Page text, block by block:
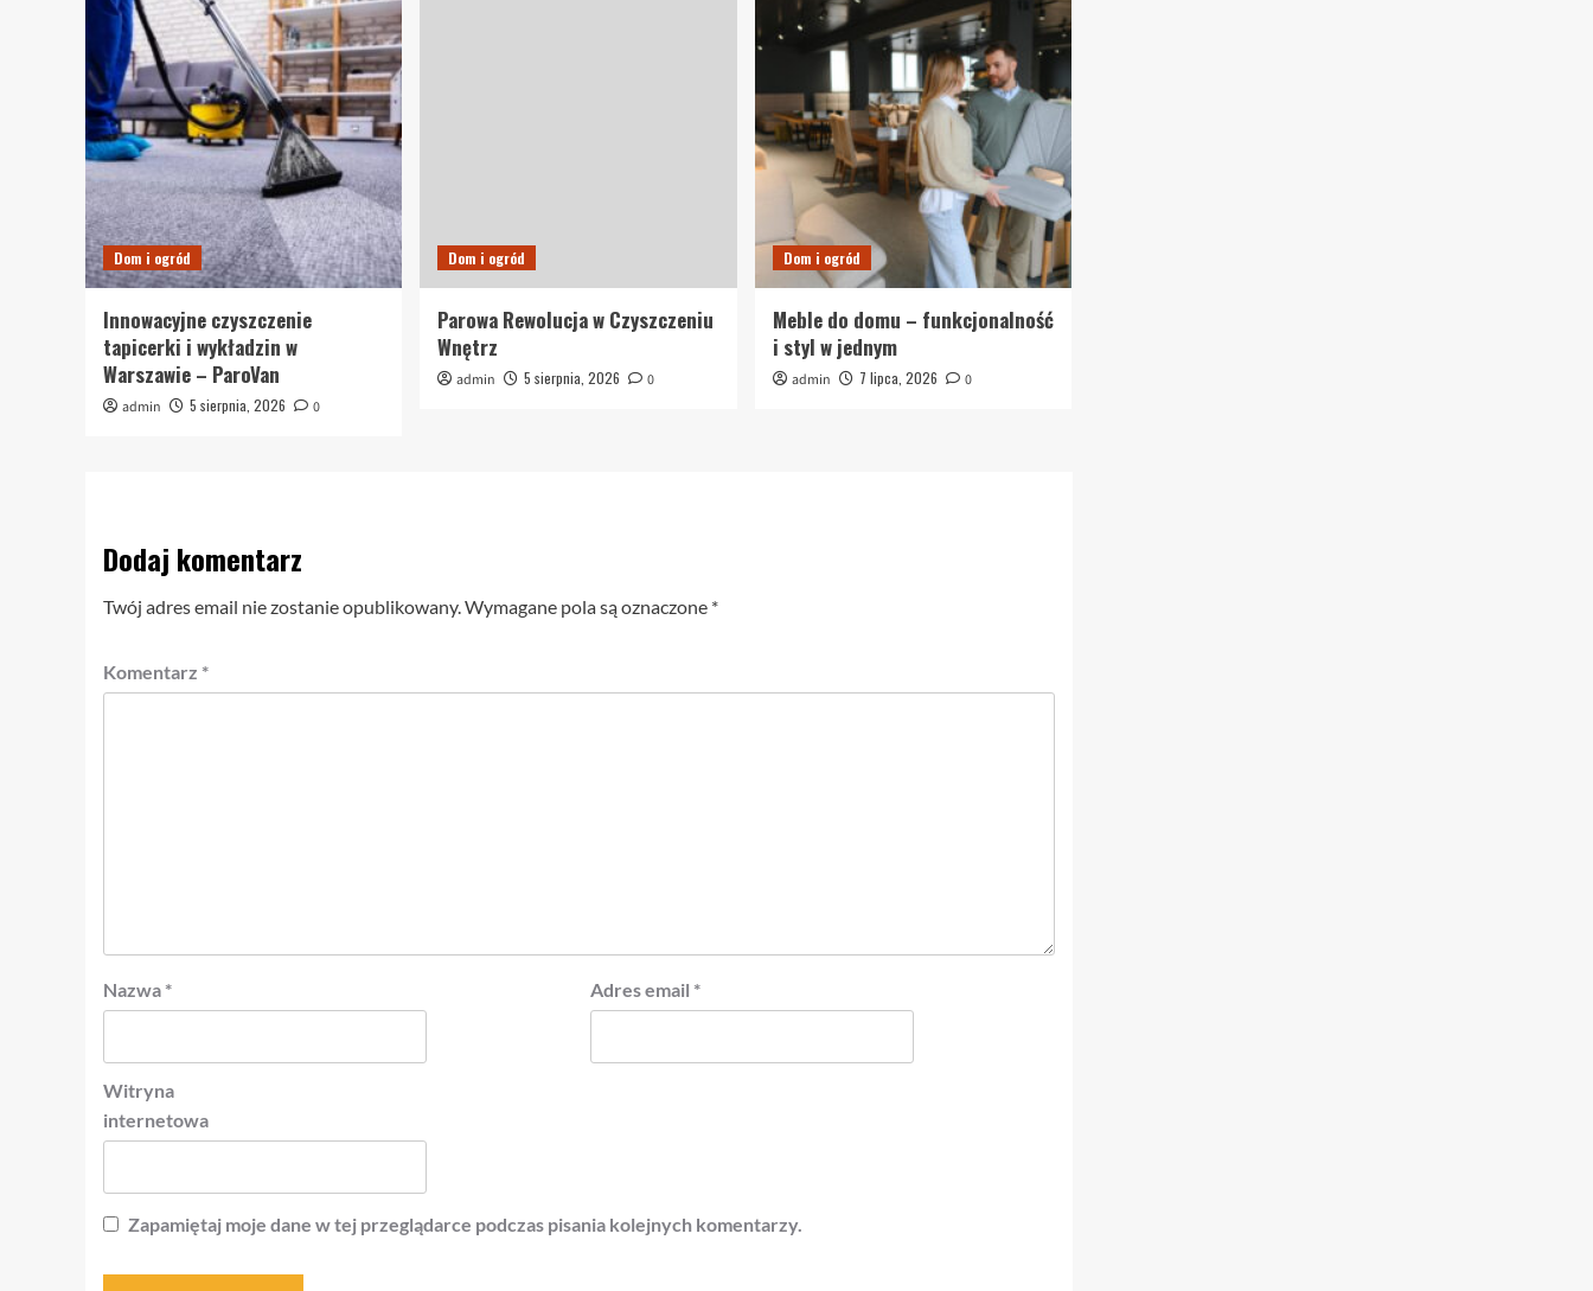
Dom i ogród
Innowacyjne czyszczenie
tapicerki i wykładzin w
Warszawie – ParoVan
admin 5 sierpnia, 2026 0
Dom i ogród
Parowa Rewolucja w Czyszczeniu
Wnętrz
admin 5 sierpnia, 2026 0
Dom i ogród
Meble do domu – funkcjonalność
i styl w jednym
admin 7 lipca, 2026 0
Dodaj komentarz
Twój adres email nie zostanie opublikowany.Wymagane pola są oznaczone *
Komentarz *
Nazwa * Adres email *
Witryna
internetowa
Zapamiętaj moje dane w tej przeglądarce podczas pisania kolejnych komentarzy.